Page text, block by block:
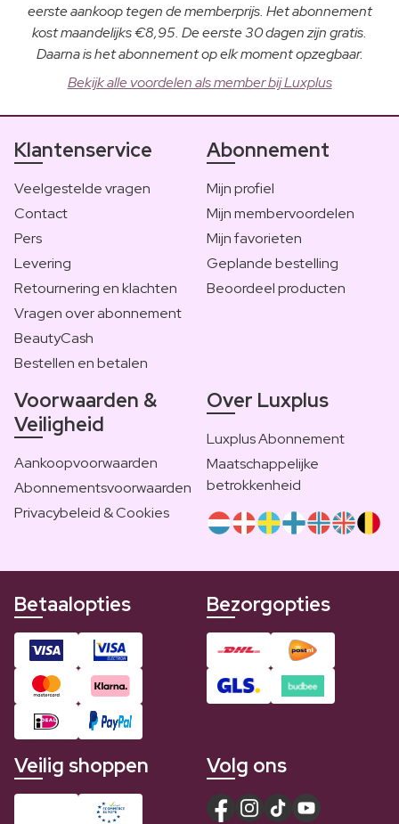
eerste aankoop tegen de memberprijs. Het abonnement
kost maandelijks €8,95. De eerste 30 dagen zijn gratis.
Daarna is het abonnement op elk moment opzegbaar.
Bekijk alle voordelen als member bij Luxplus
Klantenservice
Veelgestelde vragen
Contact
Pers
Levering
Retournering en klachten
Vragen over abonnement
BeautyCash
Bestellen en betalen
Abonnement
Mijn profiel
Mijn membervoordelen
Mijn favorieten
Geplande bestelling
Beoordeel producten
Voorwaarden &
Veiligheid
Aankoopvoorwaarden
Abonnementsvoorwaarden
Privacybeleid & Cookies
Over Luxplus
Luxplus Abonnement
Maatschappelijke
betrokkenheid
Betaalopties Bezorgopties
Veilig shoppen Volg ons